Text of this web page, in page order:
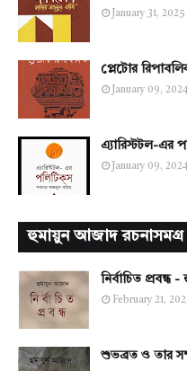
January 31, 2025
প্লেটোর
January 09, 2024
এ্যারিস্টটল-এর
January 09, 2024
হুমায়ুন আজাদ রচনাসমগ্র
নির্বাচিত
February 21,
শুভব্রত ও তার